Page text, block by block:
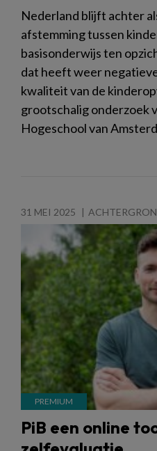
Nederland blijft achter
afstemming tussen
basisonderwijs ten
dat heeft weer
kwaliteit van de
grootschalig onderzoek
Hogeschool van
31 MEI 2025
PiB een online